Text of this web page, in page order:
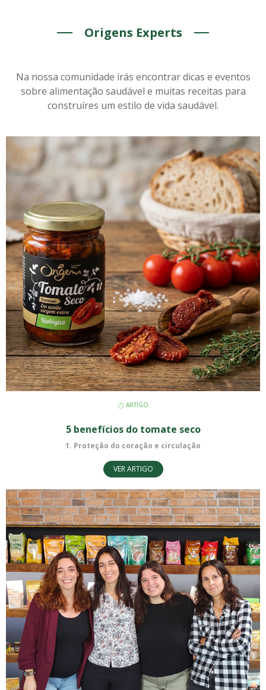
Origens Experts
Na nossa comunidade irás encontrar dicas e eventos
sobre alimentação saudável e muitas receitas para
construíres um estilo de vida saudável.
ARTIGO
5 benefícios do tomate seco
1. Proteção do coração e circulação
VER ARTIGO